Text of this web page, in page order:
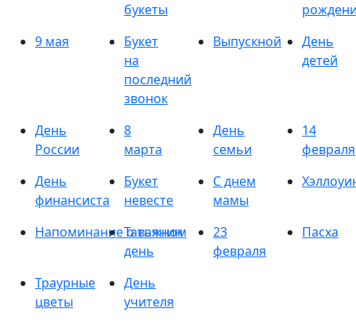
букеты
9 мая
Букет
на
последний
звонок
Выпускной
День
детей
День
России
8
марта
День
семьи
14
февраля
День
финансиста
Букет
невесте
С днем
мамы
Напоминание о важном
Татьянин
день
23
февраля
Пасха
Траурные
цветы
День
учителя